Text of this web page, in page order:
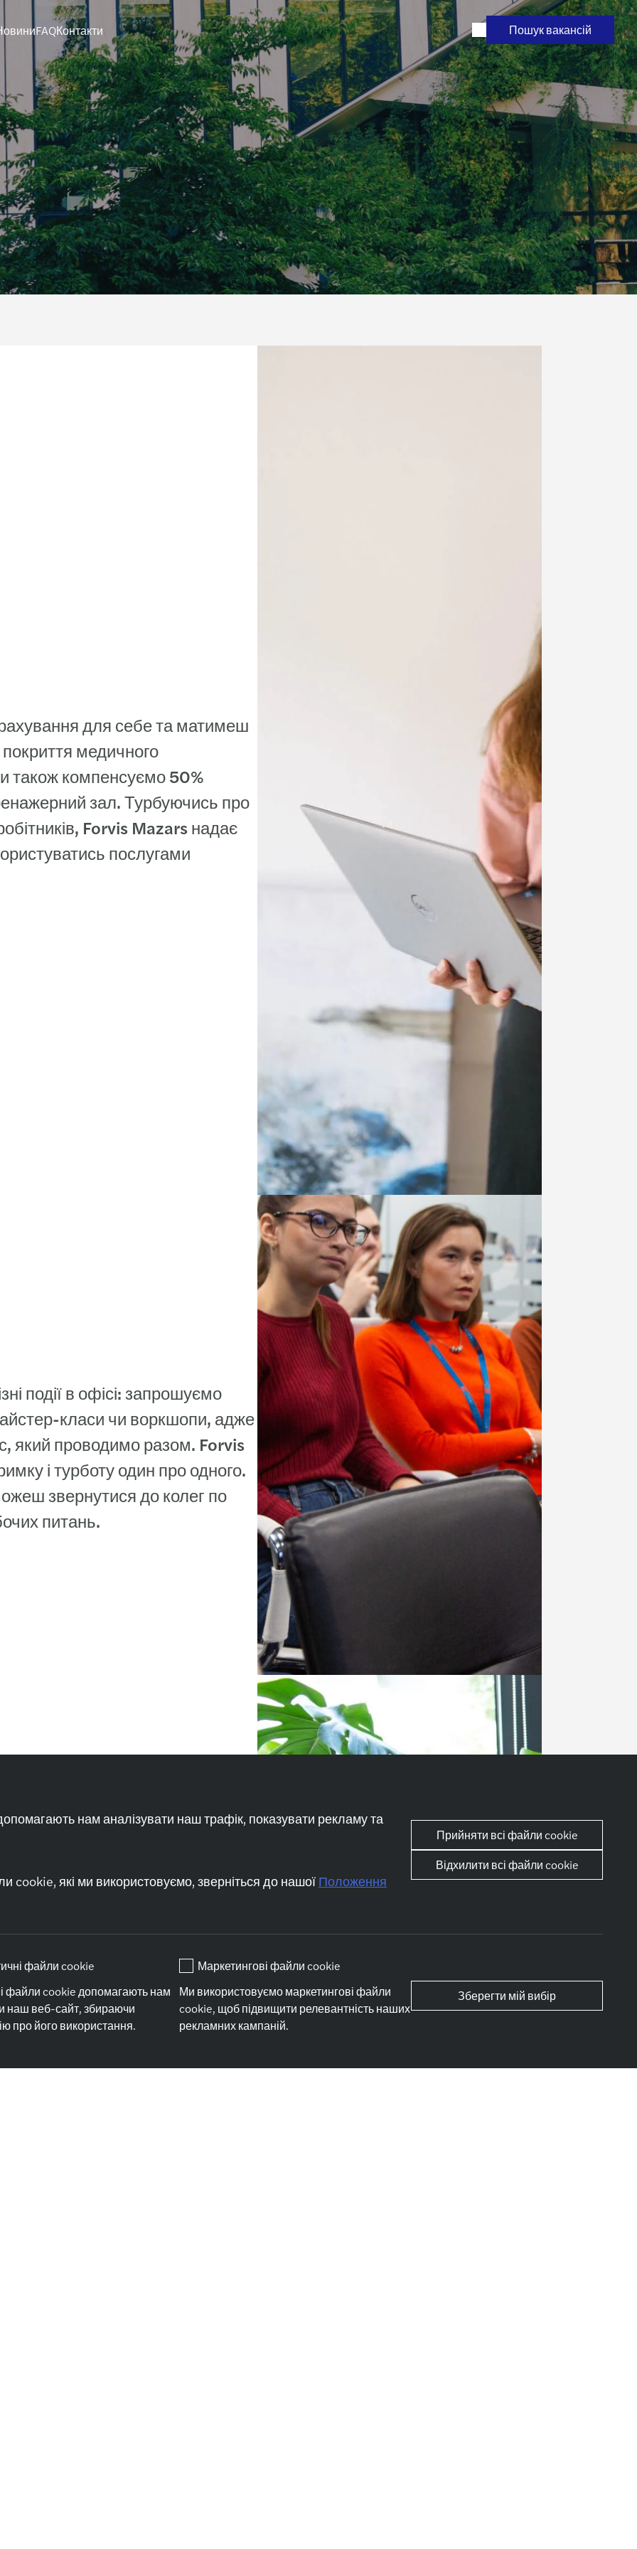
FAQКонтакти Пошук вакансій
для себе та матимеш
медичного
також компенсуємо 50%
зал. Турбуючись про
Forvis Mazars надає
послугами
події в офісі: запрошуємо
класи чи воркшопи, адже
який проводимо разом. Forvis
і турботу один про одного.
звернутися до колег по
питань.
дружній до родин
до нас на каву. Якщо
– ми тільки раді! У
Lego, книжки та
нам аналізувати наш трафік, показувати рекламу та
які ми використовуємо, зверніться до нашої Положення
Прийняти всі файли cookie
Відхилити всі файли cookie
файли cookie
файли cookie допомагають нам
наш веб-сайт, збираючи
про його використання.
Маркетингові файли cookie
Ми використовуємо маркетингові файли
cookie, щоб підвищити релевантність наших
рекламних кампаній.
Зберегти мій вибір